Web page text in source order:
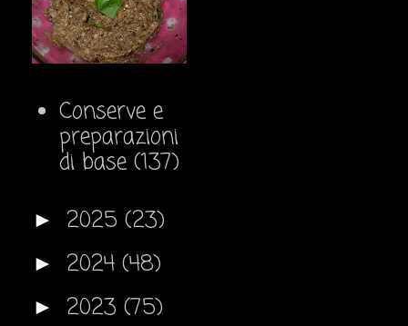
Conserve e
preparazioni
di base (137)
► 2025 (23)
► 2024 (48)
► 2023 (75)